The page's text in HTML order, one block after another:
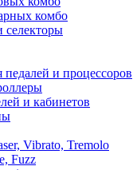
комбо
и процессоров
и кабинетов
Vibrato, Tremolo
Fuzz